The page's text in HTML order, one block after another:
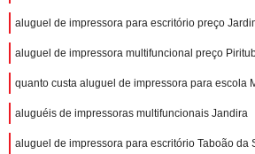
aluguel de impressora para escritório preço
aluguel de impressora multifuncional preço
quanto custa aluguel de impressora para escola
aluguéis de impressoras multifuncionais Jandira
aluguel de impressora para escritório Taboão da